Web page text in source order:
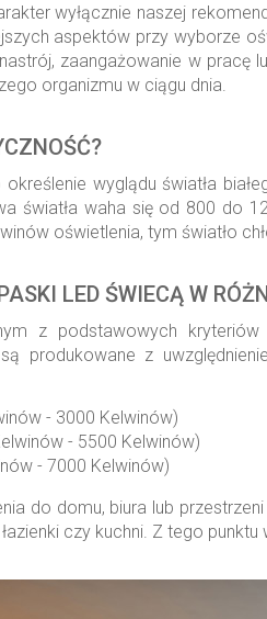
wyłącznie naszej
aspektów przy wyborze
zaangażowanie w
organizmu w ciągu dnia.
wyglądu światła
światła waha się od 800 do
oświetlenia, tym światło
LED ŚWIECĄ W
z podstawowych
są produkowane z
- 3000 Kelwinów)
- 5500 Kelwinów)
- 7000 Kelwinów)
do domu, biura lub
czy kuchni. Z tego